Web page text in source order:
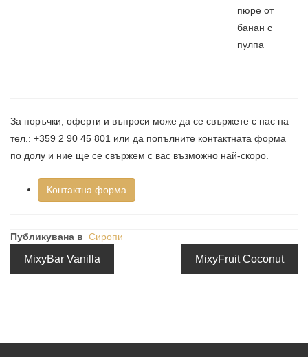
пюре от
банан с
пулпа
За поръчки, оферти и въпроси може да се свържете с нас на
тел.: +359 2 90 45 801 или да попълните контактната форма
по долу и ние ще се свържем с вас възможно най-скоро.
Контактна форма
Публикувана в Сиропи
MixyBar Vanilla MixyFruit Coconut